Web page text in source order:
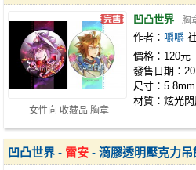
女性向 收藏品 胸章
凹凸世界 胸
作者： 嚼嚼
價格：120元
發售日期：
尺寸：5.8mm
材質：炫光
凹凸世界 - 雷安 - 滴膠透明壓克力吊